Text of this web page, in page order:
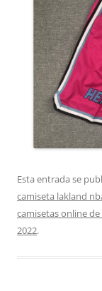
Esta entrada se
camiseta lakland
camisetas online
2022.